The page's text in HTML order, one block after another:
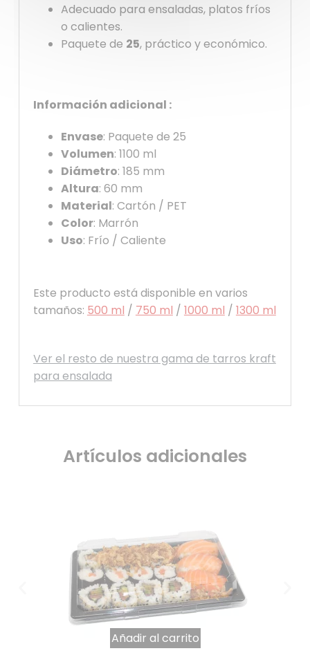
Adecuado para ensaladas, platos fríos
o calientes.
Paquete de 25, práctico y económico.
Información adicional :
Envase: Paquete de 25
Volumen: 1100 ml
Diámetro: 185 mm
Altura: 60 mm
Material: Cartón / PET
Color: Marrón
Uso: Frío / Caliente
Este producto está disponible en varios
tamaños: 500 ml / 750 ml / 1000 ml / 1300 ml
Ver el resto de nuestra gama de tarros kraft
para ensalada
Artículos adicionales
Añadir al carrito